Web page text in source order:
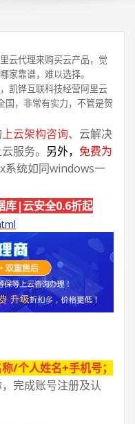
云代理来购买云产品，觉
家靠谱，难以选择。
凯铧互联科技经营阿里云
国，非常有实力，不管是贺
上云架构咨询、云解决
服务。 另外， 免费为
系统如同windows一
|云安全0.6折起
/个人姓名+手机号；
完成账号注册及认